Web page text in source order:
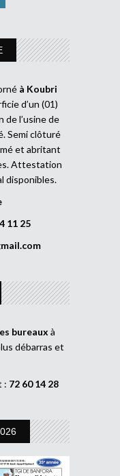
à Koubri
d’un (01)
de l’usine de
Semi clôturé
et abritant
Attestation
disponibles.
11 25
bureaux à
débarras et
: 72 60 14 28